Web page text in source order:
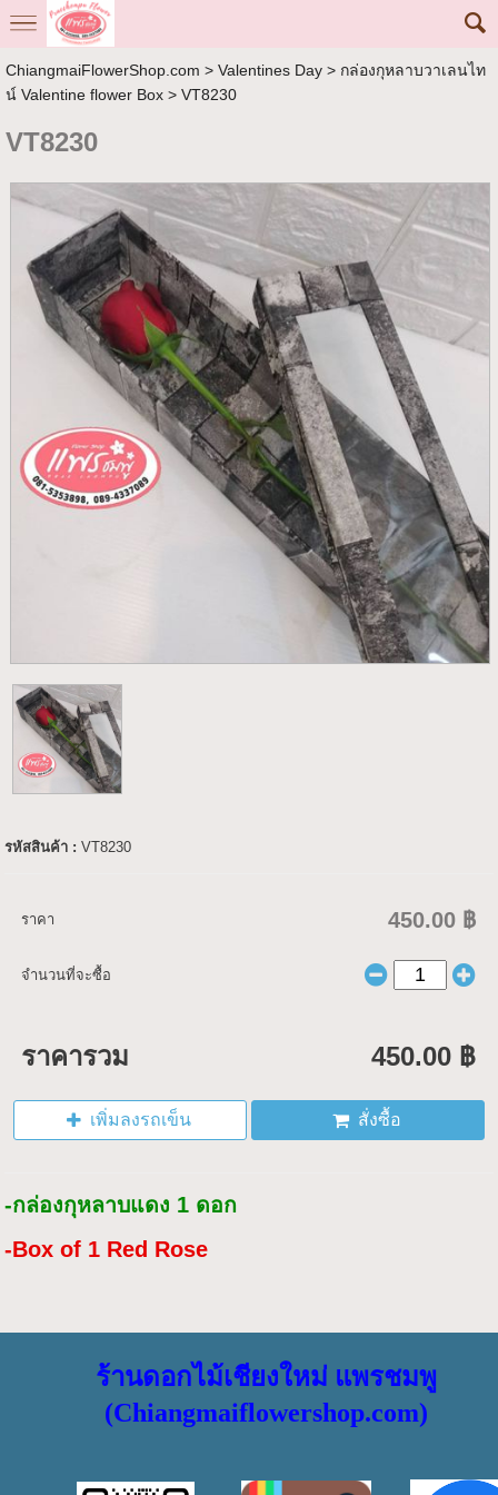
ChiangmaiFlowerShop.com > Valentines Day> กล่องกุหลาบวาเลนไท
น์ Valentine flower Box> VT8230
VT8230
รหัสสินค้า :VT8230
ราคา 450.00 ฿
จำนวนที่จะซื้อ
ราคารวม 450.00 ฿
เพิ่มลงรถเข็น สั่งซื้อ
-กล่องกุหลาบแดง 1 ดอก
-Box of 1 Red Rose
ร้านดอกไม้เชียงใหม่ แพรชมพู
(Chiangmaiflowershop.com)